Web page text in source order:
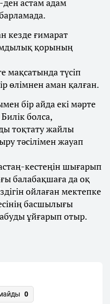
астам адам
кезде ғимарат
қорының
мақсатында түсіп
өлімнен аман қалған.
бір айда екі мәрте
болса,
тоқтату жайлы
тәсілімен жауап
кестеңін шығарып
балабақшаға да оқ
ойлаған мектепке
басшылығы
ұйғарып отыр.
0